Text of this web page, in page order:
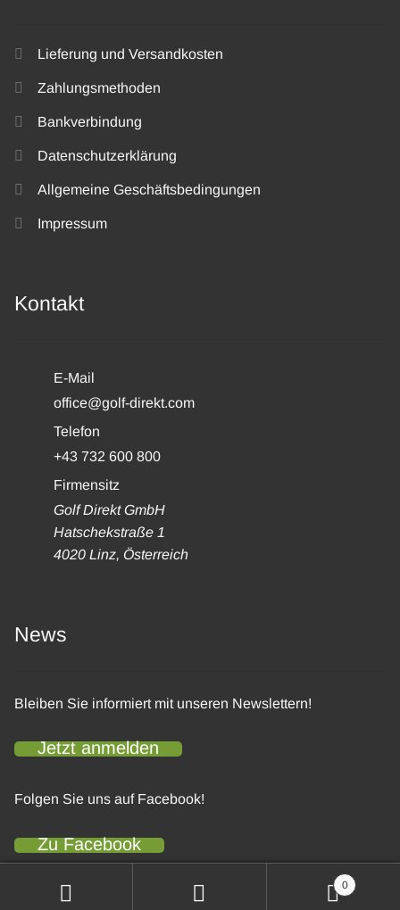
Lieferung und Versandkosten
Zahlungsmethoden
Bankverbindung
Datenschutzerklärung
Allgemeine Geschäftsbedingungen
Impressum
Kontakt
E-Mail
office@golf-direkt.com
Telefon
+43 732 600 800
Firmensitz
Golf Direkt GmbH
Hatschekstraße 1
4020 Linz, Österreich
News
Bleiben Sie informiert mit unseren Newslettern!
Jetzt anmelden
Folgen Sie uns auf Facebook!
Zu Facebook
Suchen
0